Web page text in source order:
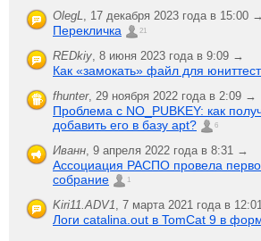
OlegL, 17 декабря 2023 года в 15:00 →
Перекличка 21
REDkiy, 8 июня 2023 года в 9:09 →
Как «замокать» файл для
fhunter, 29 ноября 2022 года в 2:09 →
Проблема с NO_PUBKEY: как
добавить его в базу apt?
6
Иванн, 9 апреля 2022 года в 8:31 →
Ассоциация РАСПО провела
собрание
1
Kiri11.ADV1, 7 марта 2021 года в
Логи catalina.out в TomCat 9 в